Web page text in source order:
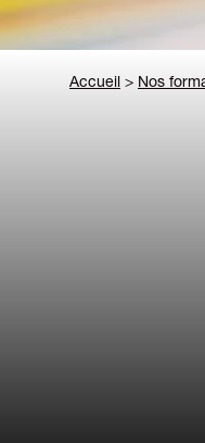
Accueil > Nos